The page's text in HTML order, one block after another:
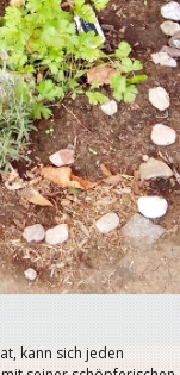
kann sich jeden